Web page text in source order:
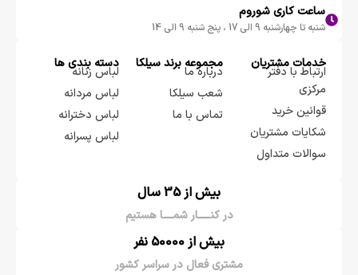
ساعت کاری شوروم
شنبه تا چهارشنبه 9 الی 17 ، پنج شنبه 9 الی 14
خدمات مشتریان
ارتباط با دفتر
مرکزی
قوانین خرید
شکایات مشتریان
سوالات متداول
مجموعه برند سيلكا
درباره ما
شعب سیلکا
تماس با ما
دسته بندی ها
لباس زنانه
لباس مردانه
لباس دخترانه
لباس پسرانه
بیش از 35 سال
در کنـــــار شمــــا هستیم
بیش از 50000 نفر
مشتری فعال در سراسر کشور